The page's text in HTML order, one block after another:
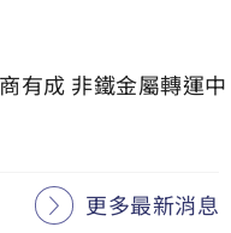
有成 非鐵金屬轉運中
更多最新消息